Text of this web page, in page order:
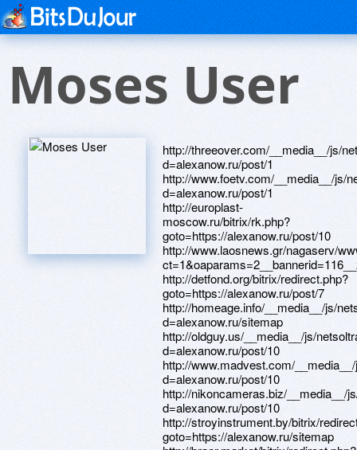
Moses User
http://threeover.com/__media__/js/
d=alexanow.ru/post/1
http://www.foetv.com/__media__/js/
d=alexanow.ru/post/1
http://europlast-
moscow.ru/bitrix/rk.php?
goto=https://alexanow.ru/post/10
http://www.laosnews.gr/nagaserv/
http://detfond.org/bitrix/redirect.php?
goto=https://alexanow.ru/post/7
http://homeage.info/__media__/js/
d=alexanow.ru/sitemap
http://oldguy.us/__media__/js/
d=alexanow.ru/post/10
http://www.madvest.com/
d=alexanow.ru/post/10
http://nikoncameras.biz/__media__/
d=alexanow.ru/post/10
http://stroyinstrument.by/bitrix/
goto=https://alexanow.ru/sitemap